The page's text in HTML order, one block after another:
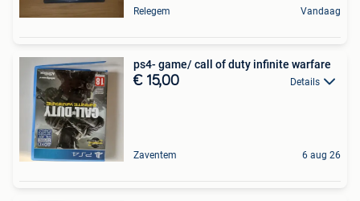
Relegem Vandaag
ps4- game/ call of duty infinite warfare
€ 15,00 Details
Zaventem 6 aug 26